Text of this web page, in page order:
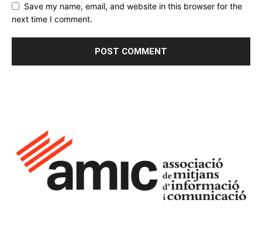
Save my name, email, and website in this browser for the
next time I comment.